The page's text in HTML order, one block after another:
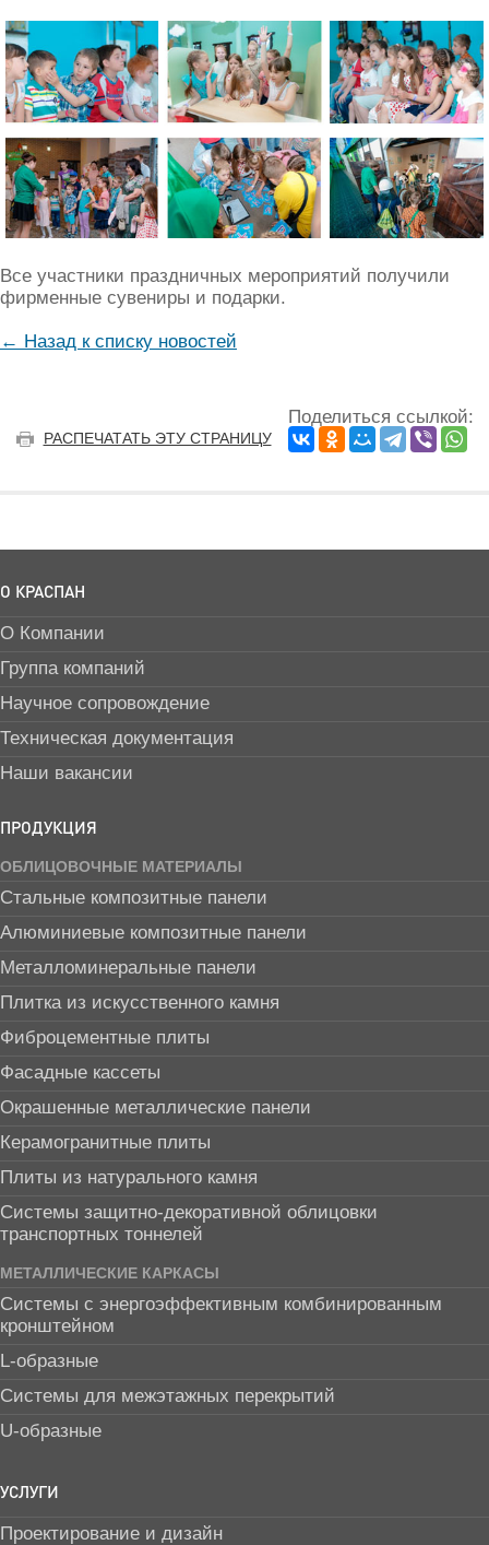
Все участники праздничных мероприятий получили
фирменные сувениры и подарки.
← Назад к списку новостей
РАСПЕЧАТАТЬ ЭТУ СТРАНИЦУ
Поделиться ссылкой:
О КРАСПАН
О Компании
Группа компаний
Научное сопровождение
Техническая документация
Наши вакансии
ПРОДУКЦИЯ
ОБЛИЦОВОЧНЫЕ МАТЕРИАЛЫ
Стальные композитные панели
Алюминиевые композитные панели
Металломинеральные панели
Плитка из искусственного камня
Фиброцементные плиты
Фасадные кассеты
Окрашенные металлические панели
Керамогранитные плиты
Плиты из натурального камня
Системы защитно-декоративной облицовки
транспортных тоннелей
МЕТАЛЛИЧЕСКИЕ КАРКАСЫ
Системы с энергоэффективным комбинированным
кронштейном
L-образные
Системы для межэтажных перекрытий
U-образные
УСЛУГИ
Проектирование и дизайн